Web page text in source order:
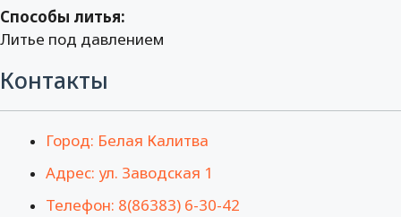
Способы литья:
Литье под давлением
Контакты
Город: Белая Калитва
Адрес: ул. Заводская 1
Телефон: 8(86383) 6-30-42